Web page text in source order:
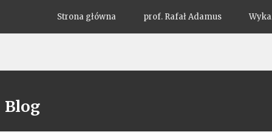
Strona główna prof. Rafał Adamus
Blog